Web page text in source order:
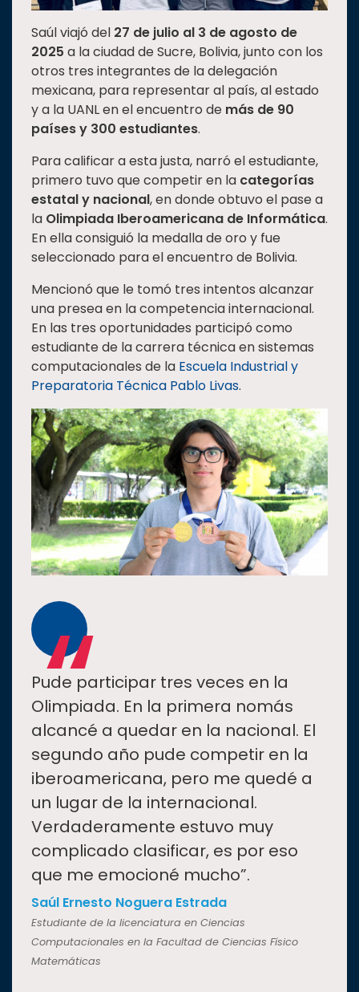
Universiada
Nacional
Saúl viajó del 27 de julio al 3 de agosto de
2025 a la ciudad de Sucre, Bolivia, junto con los
otros tres integrantes de la delegación
mexicana, para representar al país, al estado
y a la UANL en el encuentro de más de 90
países y 300 estudiantes.
Para calificar a esta justa, narró el estudiante,
primero tuvo que competir en la categorías
estatal y nacional, en donde obtuvo el pase a
la Olimpiada Iberoamericana de Informática.
En ella consiguió la medalla de oro y fue
seleccionado para el encuentro de Bolivia.
Mencionó que le tomó tres intentos alcanzar
una presea en la competencia internacional.
En las tres oportunidades participó como
estudiante de la carrera técnica en sistemas
computacionales de la Escuela Industrial y
Preparatoria Técnica Pablo Livas.
“
Pude participar tres veces en la
Olimpiada. En la primera nomás
alcancé a quedar en la nacional. El
segundo año pude competir en la
iberoamericana, pero me quedé a
un lugar de la internacional.
Verdaderamente estuvo muy
complicado clasificar, es por eso
que me emocioné mucho”.
Saúl Ernesto Noguera Estrada
Estudiante de la licenciatura en Ciencias
Computacionales en la Facultad de Ciencias Físico
Matemáticas